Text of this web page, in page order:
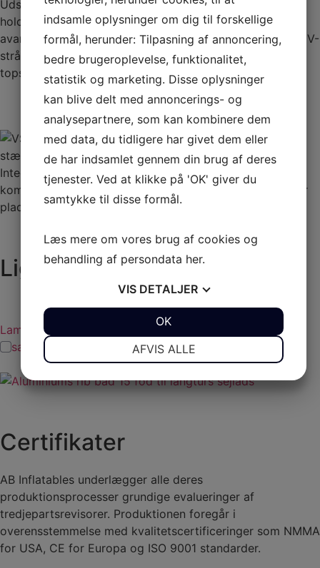
Udstyret med Orca fem-lags belagt stof, som tilbyder
holdbarhed og beskyttelse mod elementerne. Dette
avancerede materiale er designet til at modstå slitage, UV-
stråling og kemikalier, hvilket sikrer, at båden forbliver i
topstand i længere tid, selv under krævende forhold.
stævnsæde med opbevaring
Integreret stævnssæde med opbevaring, giver både
komfort og praktisk opbevaringsplads, hvilket optimerer
pladsen og funktionaliteten ombord
Lignende produkter
Lammina AL 15
sammenlign
Certifikater
AB Inflatables underlægger alle deres
produktionsprocesser grundige evalueringer af
tredjepartsrevisorer. Produktionen foregår i
overensstemmelse med kvalitetscertificeringer som NMMA
for USA, CE for Europa og ISO 9001 standarder.
indsamle oplysninger om dig til forskellige
formål, herunder: Tilpasning af annoncering,
bedre brugeroplevelse, funktionalitet,
statistik og marketing. Disse oplysninger
kan blive delt med annoncerings- og
analysepartnere, som kan kombinere dem
med data, du tidligere har givet dem eller
de har indsamlet gennem din brug af deres
tjenester. Ved at klikke på 'OK' giver du
samtykke til disse formål.
Læs mere om vores brug af cookies og
behandling af persondata her.
VIS DETALJER
AFVIS ALLE
OK